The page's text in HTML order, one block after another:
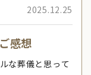
2025.12.25
感想
な葬儀と思って